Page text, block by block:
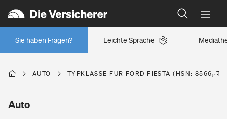
Leichte Sprache
Sie haben Fragen?
Wer versichert was: Jetzt Versicherer finden
Regionalklassen: So ist Ihre Region eingestuft
Wer versichert was: Jetzt Versicherer finden
AUTO TYPKLASSE FÜR FORD FIESTA (HSN: 8566,
Auto